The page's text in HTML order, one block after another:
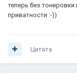
теперь без
приватности :-))
Цитата